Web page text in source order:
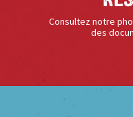
Consultez notre
des